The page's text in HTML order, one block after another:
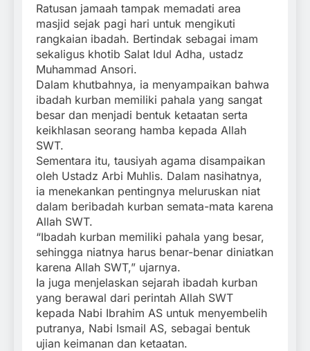
Ratusan jamaah tampak memadati area
masjid sejak pagi hari untuk mengikuti
rangkaian ibadah. Bertindak sebagai imam
sekaligus khotib Salat Idul Adha, ustadz
Muhammad Ansori.
Dalam khutbahnya, ia menyampaikan bahwa
ibadah kurban memiliki pahala yang sangat
besar dan menjadi bentuk ketaatan serta
keikhlasan seorang hamba kepada Allah
SWT.
Sementara itu, tausiyah agama disampaikan
oleh Ustadz Arbi Muhlis. Dalam nasihatnya,
ia menekankan pentingnya meluruskan niat
dalam beribadah kurban semata-mata karena
Allah SWT.
“Ibadah kurban memiliki pahala yang besar,
sehingga niatnya harus benar-benar diniatkan
karena Allah SWT,” ujarnya.
Ia juga menjelaskan sejarah ibadah kurban
yang berawal dari perintah Allah SWT
kepada Nabi Ibrahim AS untuk menyembelih
putranya, Nabi Ismail AS, sebagai bentuk
ujian keimanan dan ketaatan.